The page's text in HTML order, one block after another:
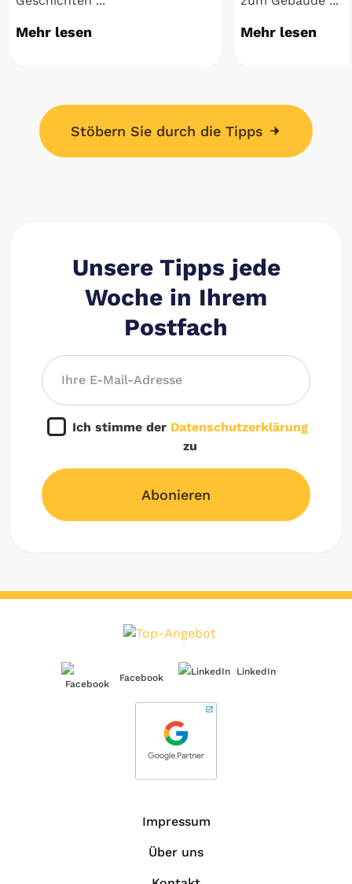
Mehr lesen Mehr lesen
Stöbern Sie durch die Tipps
Unsere Tipps jede
Woche in Ihrem
Postfach
Ich stimme der Datenschutzerklärung
zu
Abonieren
Facebook
LinkedIn
Impressum
Über uns